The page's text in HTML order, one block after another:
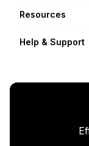
Resources
Help & Support